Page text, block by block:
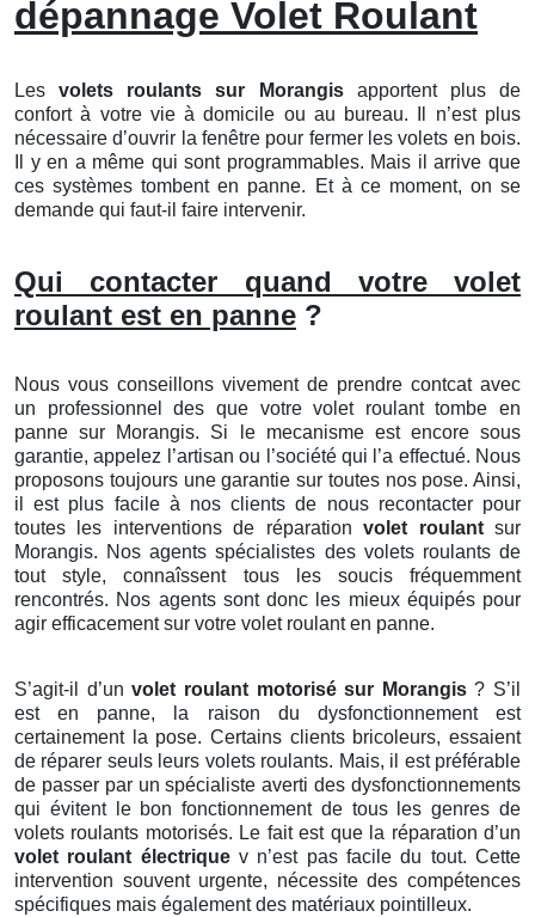
dépannage Volet Roulant
Lesvolets roulants sur Morangisapportent plus de
confort à votre vie à domicile ou au bureau. Il n’est plus
nécessaire d’ouvrir la fenêtre pour fermer les volets en bois.
Il y en a même qui sont programmables. Mais il arrive que
ces systèmes tombent en panne. Et à ce moment, on se
demande qui faut-il faire intervenir.
Qui contacter quand votre volet
roulant est en panne ?
Nous vous conseillons vivement de prendre contcat avec
un professionnel des que votre volet roulant tombe en
panne sur Morangis. Si le mecanisme est encore sous
garantie, appelez l’artisan ou l’société qui l’a effectué. Nous
proposons toujours une garantie sur toutes nos pose. Ainsi,
il est plus facile à nos clients de nous recontacter pour
toutes les interventions de réparationvolet roulantsur
Morangis. Nos agents spécialistes des volets roulants de
tout style, connaîssent tous les soucis fréquemment
rencontrés. Nos agents sont donc les mieux équipés pour
agir efficacement sur votre volet roulant en panne.
S’agit-il d’unvolet roulant motorisé sur Morangis? S’il
est en panne, la raison du dysfonctionnement est
certainement la pose. Certains clients bricoleurs, essaient
de réparer seuls leurs volets roulants. Mais, il est préférable
de passer par un spécialiste averti des dysfonctionnements
qui évitent le bon fonctionnement de tous les genres de
volets roulants motorisés. Le fait est que la réparation d’un
volet roulant électriquev n’est pas facile du tout. Cette
intervention souvent urgente, nécessite des compétences
spécifiques mais également des matériaux pointilleux.